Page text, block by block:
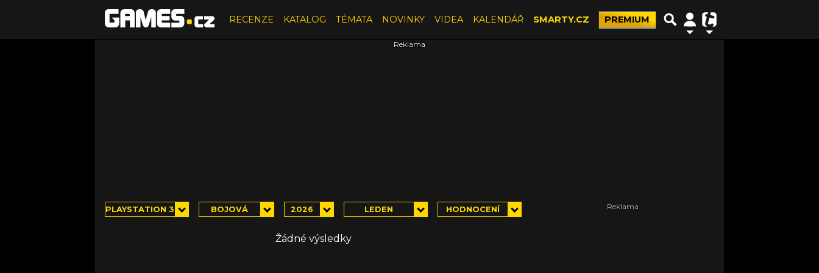
RECENZE KATALOG TÉMATA NOVINKY VIDEA KALENDÁŘ SMARTY.CZ PREMIUM
PLAYSTATION 3 BOJOVÁ 2026 LEDEN HODNOCENÍ
Žádné výsledky